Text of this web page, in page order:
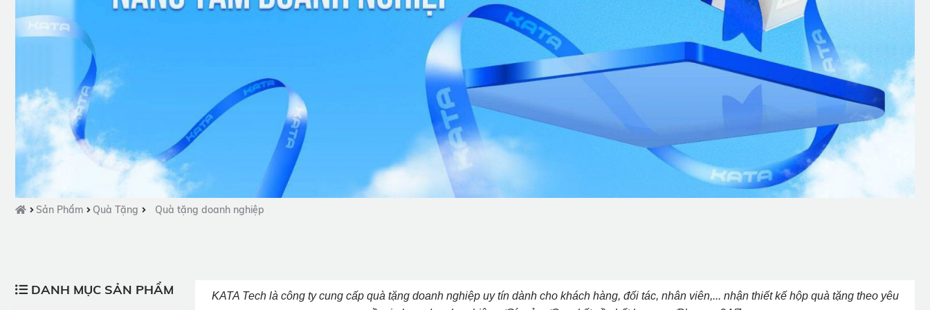
Sản Phẩm Quà Tặng Quà tặng doanh nghiệp
DANH MỤC SẢN PHẨM
KATA Tech là công ty cung cấp quà tặng doanh nghiệp uy tín dành cho khách hàng, đối tác, nhân viên,... nhận thiết kế hộp quà tặng theo yêu